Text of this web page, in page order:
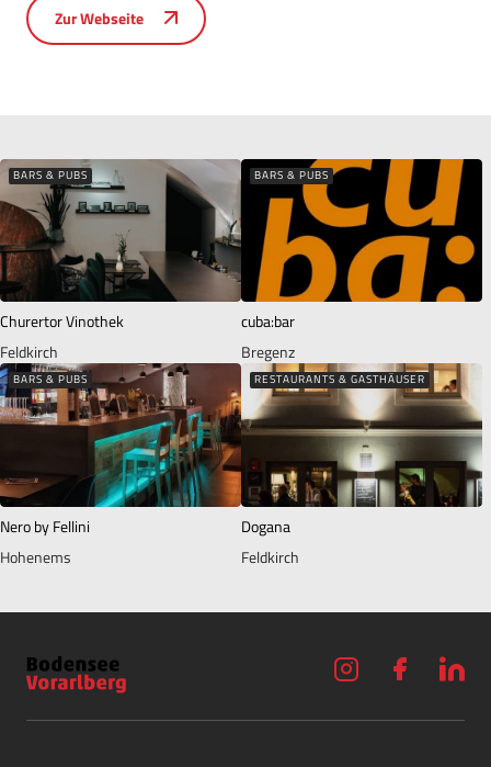
Zur Webseite
BARS & PUBS
Churertor Vinothek
Feldkirch
BARS & PUBS
cuba:bar
Bregenz
BARS & PUBS
Nero by Fellini
Hohenems
RESTAURANTS & GASTHÄUSER
Dogana
Feldkirch